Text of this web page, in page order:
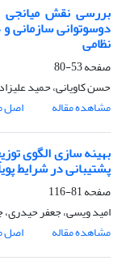
بررسی نقش میانجی
دوسوتوانی سازمانی
نظامی
صفحه53-80
حسن کاویانی، حمید
مشاهده مقاله
اصل
بهینه سازی الگوی
پشتیبانی در شرایط
صفحه81-116
امید ویسی، جعفر
مشاهده مقاله
اصل